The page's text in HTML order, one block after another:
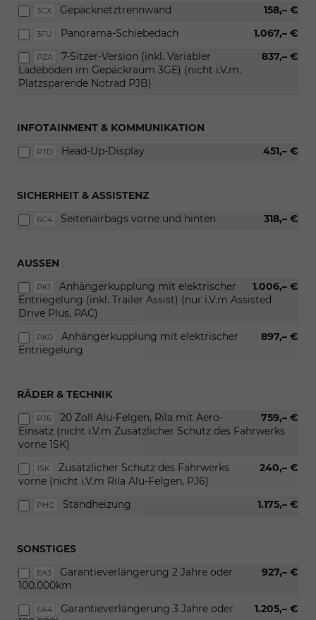
3CX 158,– €
Gepäcknetztrennwand
3FU 1.067,– €
Panorama-Schiebedach
PZA 837,– €
7-Sitzer-Version (inkl. Variabler
Ladeboden im Gepäckraum 3GE) (nicht i.V.m.
Platzsparende Notrad PJB)
INFOTAINMENT & KOMMUNIKATION
PTD 451,– €
Head-Up-Display
SICHERHEIT & ASSISTENZ
6C4 318,– €
Seitenairbags vorne und hinten
AUSSEN
PK1 1.006,– €
Anhängerkupplung mit elektrischer
Entriegelung (inkl. Trailer Assist) (nur i.V.m Assisted
Drive Plus, PAC)
PK0 897,– €
Anhängerkupplung mit elektrischer
Entriegelung
RÄDER & TECHNIK
PJ6 759,– €
20 Zoll Alu-Felgen, Rila mit Aero-
Einsatz (nicht i.V.m Zusätzlicher Schutz des Fahrwerks
vorne 1SK)
1SK 240,– €
Zusätzlicher Schutz des Fahrwerks
vorne (nicht i.V.m Rila Alu-Felgen, PJ6)
PHC 1.175,– €
Standheizung
SONSTIGES
EA3 927,– €
Garantieverlängerung 2 Jahre oder
100.000km
EA4 1.205,– €
Garantieverlängerung 3 Jahre oder